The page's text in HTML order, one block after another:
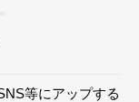
等にアップする